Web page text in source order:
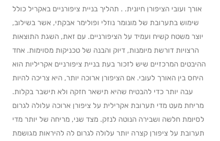
אורך ועובי הציפורן חיונית. . תהליך בניית ציפורניים באקריל כולל
שימוש בתערובת של מונומר נוזלי ופולימר אבקתי, אשר בשילוב,
יוצר משטח קשיח ועמיד על הציפורניים. עם זאת, השגת התוצאות
הרצויות דורשת מיומנות, דיוק והבנה של טכניקות מסוימות. אחד
ההיבטים המרכזיים שיש לזכור בעת בניית ציפורניים אקריליות הוא
היחס בין האורך לעובי. אם הציפורן ארוכה יותר, היא צריכה להיות
עבה יותר כדי להבטיח שהיא תישאר חזקה ולא תישבר בקלות.
מריחת מעט מדי תערובת אקרילית על ציפורן ארוכה עלולה לגרום
לסיומת חלשה ושבירה הנוטה לנזק. מצד שני, מריחה של יותר מדי
תערובת על ציפורן קצרה יותר עלולה לגרום לה להיראות מגושמת